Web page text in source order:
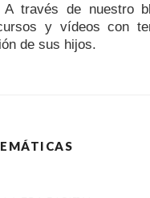
A través de nuestro
y vídeos con
de sus hijos.